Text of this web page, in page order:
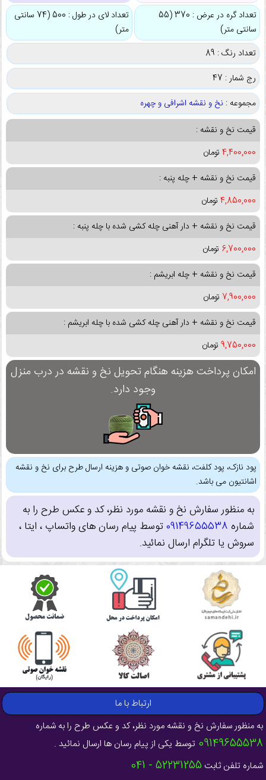
تعداد گره در عرض : 370 (55
سانتی متر)
تعداد لای در طول : 500 (74 سانتی
متر)
تعداد رنگ : 89
رج شمار : 47
مجموعه : نخ و نقشه اشرافی و چهره
قیمت نخ و نقشه :
4,400,000 تومان
قیمت نخ و نقشه + چله پنبه :
4,850,000 تومان
قیمت نخ و نقشه + دار آهنی چله کشی شده با چله پنبه :
6,700,000 تومان
قیمت نخ و نقشه + چله ابریشم :
7,900,000 تومان
قیمت نخ و نقشه + دار آهنی چله کشی شده با چله ابریشم :
9,750,000 تومان
امکان پرداخت هزینه هنگام تحویل نخ و نقشه در درب منزل
وجود دارد.
پود نازک، پود کلفت، نقشه خوان صوتی و هزینه ارسال طرح برای نخ و نقشه
اشانتیون می باشد.
به منظور سفارش نخ و نقشه مورد نظر، کد و عکس طرح را به
شماره 09149655538توسط پیام رسان های واتساپ ، ایتا ،
سروش یا تلگرام ارسال نمائید.
ارتباط با ما
به منظور سفارش نخ و نقشه مورد نظر، کد و عکس طرح را به شماره
09149655538 توسط یکی از پیام رسان ها ارسال نمائید .
شماره تلفن ثابت 52231255 - 041